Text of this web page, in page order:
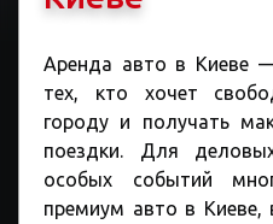
Аренда авто в Киеве
тех, кто хочет
городу и получать
поездки. Для
особых событий
премиум авто в Киеве,